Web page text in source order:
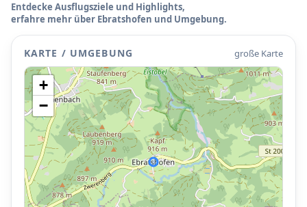
Entdecke Ausflugsziele und Highlights,
erfahre mehr über Ebratshofen und Umgebung.
KARTE / UMGEBUNG große Karte
+
−